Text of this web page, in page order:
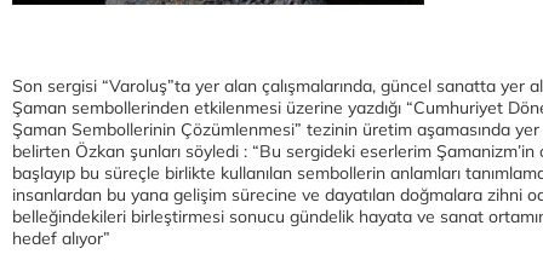
Son sergisi “Varoluş”ta yer alan çalışmalarında, güncel sanatta yer
Şaman sembollerinden etkilenmesi üzerine yazdığı “Cumhuriyet
Şaman Sembollerinin Çözümlenmesi” tezinin üretim aşamasında yer
belirten Özkan şunları söyledi : “Bu sergideki eserlerim Şamanizm’in
başlayıp bu süreçle birlikte kullanılan sembollerin anlamları
insanlardan bu yana gelişim sürecine ve dayatılan doğmalara zihni
belleğindekileri birleştirmesi sonucu gündelik hayata ve sanat
hedef alıyor”